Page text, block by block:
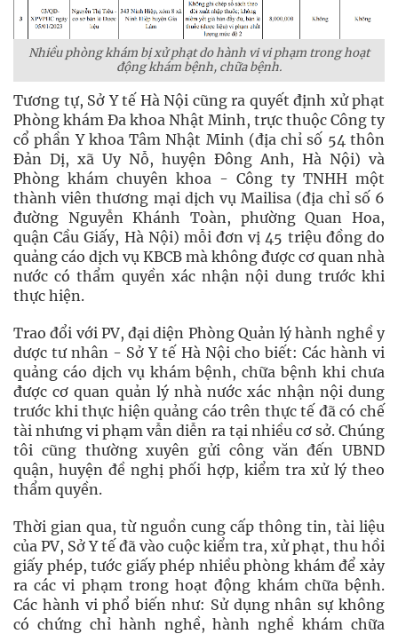
Nhiều phòng khám bị xử phạt do hành vi vi phạm trong hoạt
động khám bệnh, chữa bệnh.
Tương tự, Sở Y tế Hà Nội cũng ra quyết định xử phạt
Phòng khám Đa khoa Nhật Minh, trực thuộc Công ty
cổ phần Y khoa Tâm Nhật Minh (địa chỉ số 54 thôn
Đản Dị, xã Uy Nỗ, huyện Đông Anh, Hà Nội) và
Phòng khám chuyên khoa - Công ty TNHH một
thành viên thương mại dịch vụ Mailisa (địa chỉ số 6
đường Nguyễn Khánh Toàn, phường Quan Hoa,
quận Cầu Giấy, Hà Nội) mỗi đơn vị 45 triệu đồng do
quảng cáo dịch vụ KBCB mà không được cơ quan nhà
nước có thẩm quyền xác nhận nội dung trước khi
thực hiện.
Trao đổi với PV, đại diện Phòng Quản lý hành nghề y
dược tư nhân - Sở Y tế Hà Nội cho biết: Các hành vi
quảng cáo dịch vụ khám bệnh, chữa bệnh khi chưa
được cơ quan quản lý nhà nước xác nhận nội dung
trước khi thực hiện quảng cáo trên thực tế đã có chế
tài nhưng vi phạm vẫn diễn ra tại nhiều cơ sở. Chúng
tôi cũng thường xuyên gửi công văn đến UBND
quận, huyện đề nghị phối hợp, kiểm tra xử lý theo
thẩm quyền.
Thời gian qua, từ nguồn cung cấp thông tin, tài liệu
của PV, Sở Y tế đã vào cuộc kiểm tra, xử phạt, thu hồi
giấy phép, tước giấy phép nhiều phòng khám để xảy
ra các vi phạm trong hoạt động khám chữa bệnh.
Các hành vi phổ biến như: Sử dụng nhân sự không
có chứng chỉ hành nghề, hành nghề khám chữa